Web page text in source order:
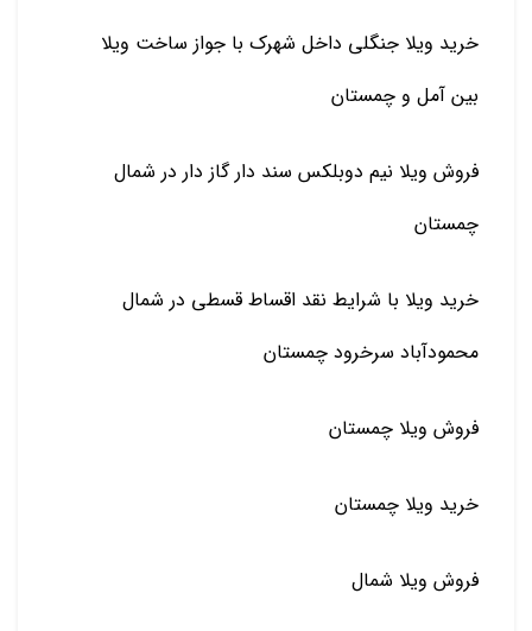
خرید ویلا جنگلی داخل شهرک با جواز ساخت ویلا
بین آمل و چمستان
فروش ویلا نیم دوبلکس سند دار گاز دار در شمال
چمستان
خرید ویلا با شرایط نقد اقساط قسطی در شمال
محمودآباد سرخرود چمستان
فروش ویلا چمستان
خرید ویلا چمستان
فروش ویلا شمال